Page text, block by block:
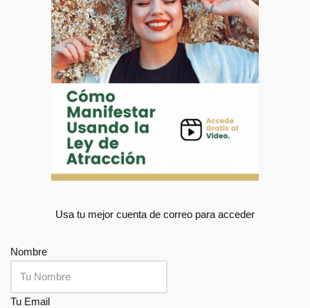
Usa tu mejor cuenta de correo para acceder
Nombre
Tu Email